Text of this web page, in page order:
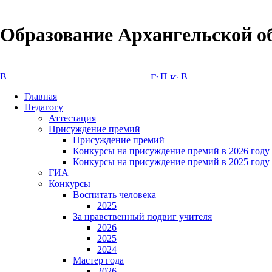
Образование Архангельской
Главная
Педагогу
Аттестация
Присуждение премий
Присуждение премий
Конкурсы на присуждение премий в 2026 году
Конкурсы на присуждение премий в 2025 году
ГИА
Конкурсы
Воспитать человека
2025
За нравственный подвиг учителя
2026
2025
2024
Мастер года